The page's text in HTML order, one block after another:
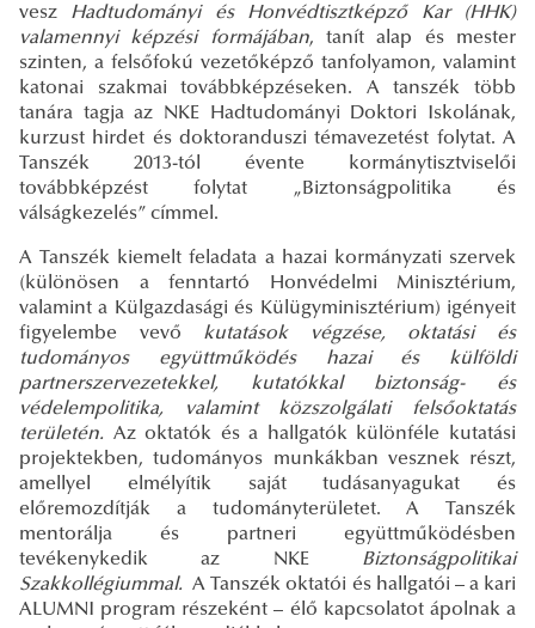
vesz Hadtudományi és Honvédtisztképző Kar (HHK)
valamennyi képzési formájában, tanít alap és mester
szinten, a felsőfokú vezetőképző tanfolyamon, valamint
katonai szakmai továbbképzéseken. A tanszék több
tanára tagja az NKE Hadtudományi Doktori Iskolának,
kurzust hirdet és doktoranduszi témavezetést folytat. A
Tanszék 2013-tól évente kormánytisztviselői
továbbképzést folytat „Biztonságpolitika és
válságkezelés” címmel.
A Tanszék kiemelt feladata a hazai kormányzati szervek
(különösen a fenntartó Honvédelmi Minisztérium,
valamint a Külgazdasági és Külügyminisztérium) igényeit
figyelembe vevő kutatások végzése, oktatási és
tudományos együttműködés hazai és külföldi
partnerszervezetekkel, kutatókkal biztonság- és
védelempolitika, valamint közszolgálati felsőoktatás
területén. Az oktatók és a hallgatók különféle kutatási
projektekben, tudományos munkákban vesznek részt,
amellyel elmélyítik saját tudásanyagukat és
előremozdítják a tudományterületet. A Tanszék
mentorálja és partneri együttműködésben
tevékenykedik az NKE Biztonságpolitikai
Szakkollégiummal.A Tanszék oktatói és hallgatói – a kari
ALUMNI program részeként – élő kapcsolatot ápolnak a